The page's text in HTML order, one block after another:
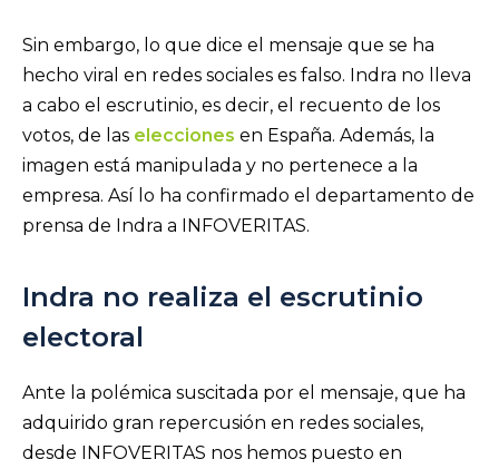
Sin embargo, lo que dice el mensaje que se ha
hecho viral en redes sociales es falso. Indra no lleva
a cabo el escrutinio, es decir, el recuento de los
votos, de las elecciones en España. Además, la
imagen está manipulada y no pertenece a la
empresa. Así lo ha confirmado el departamento de
prensa de Indra a INFOVERITAS.
Indra no realiza el escrutinio
electoral
Ante la polémica suscitada por el mensaje, que ha
adquirido gran repercusión en redes sociales,
desde INFOVERITAS nos hemos puesto en